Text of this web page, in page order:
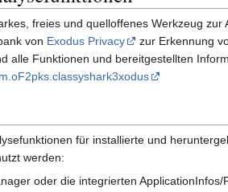
freies und quelloffenes Werkzeug
von Exodus Privacy
zur Erkennung
alle Funktionen und bereitgestellten
für installierte und
werden:
oder die integrierten ApplicationInfos/